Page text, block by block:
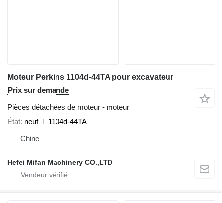
Moteur Perkins 1104d-44TA pour excavateur
Prix sur demande
Pièces détachées de moteur - moteur
État neuf
1104d-44TA
Chine
Hefei Mifan Machinery CO.,LTD